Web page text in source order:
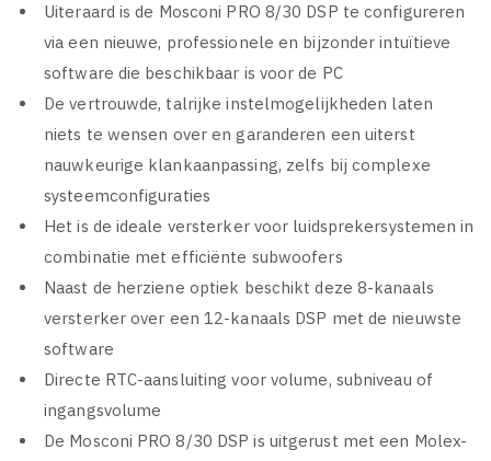
Uiteraard is de Mosconi PRO 8/30 DSP te configureren
via een nieuwe, professionele en bijzonder intuïtieve
software die beschikbaar is voor de PC
De vertrouwde, talrijke instelmogelijkheden laten
niets te wensen over en garanderen een uiterst
nauwkeurige klankaanpassing, zelfs bij complexe
systeemconfiguraties
Het is de ideale versterker voor luidsprekersystemen in
combinatie met efficiënte subwoofers
Naast de herziene optiek beschikt deze 8-kanaals
versterker over een 12-kanaals DSP met de nieuwste
software
Directe RTC-aansluiting voor volume, subniveau of
ingangsvolume
De Mosconi PRO 8/30 DSP is uitgerust met een Molex-